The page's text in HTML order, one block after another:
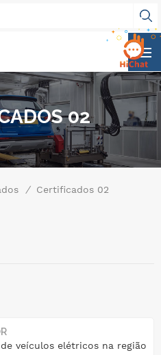
02
/ Certificados 02
veículos elétricos na região